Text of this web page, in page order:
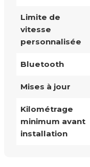
Limite de
vitesse
personnalisée
Bluetooth
Mises à jour
Kilométrage
minimum avant
installation